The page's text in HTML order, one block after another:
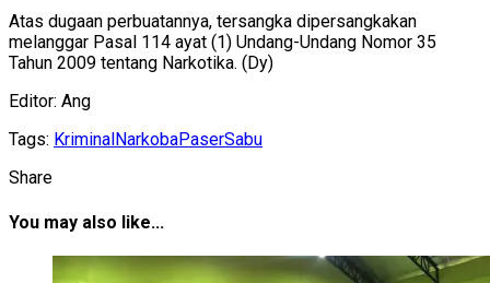
Atas dugaan perbuatannya, tersangka dipersangkakan
melanggar Pasal 114 ayat (1) Undang-Undang Nomor 35
Tahun 2009 tentang Narkotika. (Dy)
Editor: Ang
Tags: Kriminal NarkobaPaserSabu
Share
You may also like...